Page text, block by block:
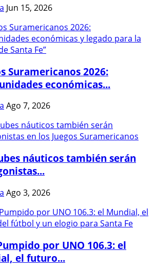
Jun 15, 2026
Suramericanos 2026:
económicas...
Ago 7, 2026
náuticos también serán
Ago 3, 2026
por UNO 106.3: el
el futuro...